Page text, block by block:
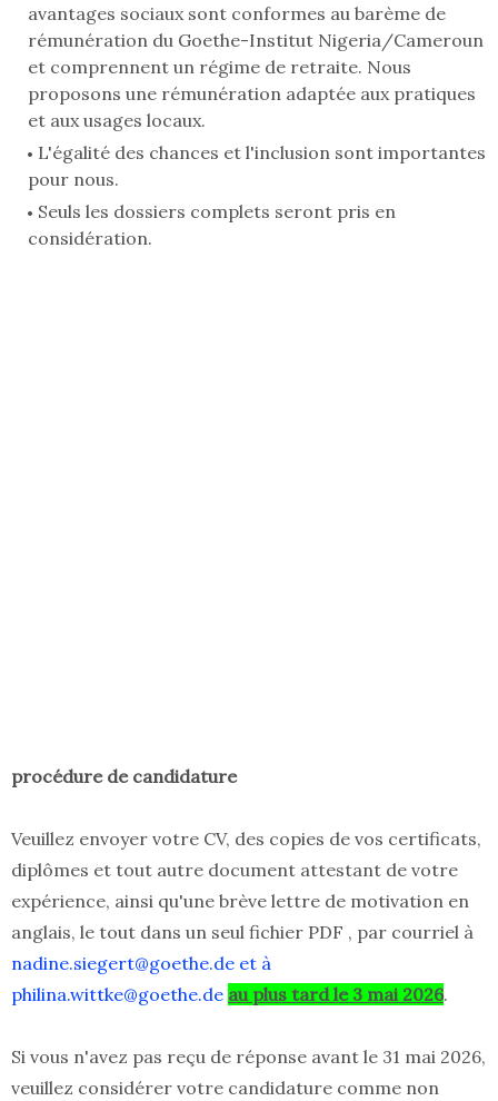
avantages sociaux sont conformes au barème de
rémunération du Goethe-Institut Nigeria/Cameroun
et comprennent un régime de retraite. Nous
proposons une rémunération adaptée aux pratiques
et aux usages locaux.
L'égalité des chances et l'inclusion sont importantes
pour nous.
Seuls les dossiers complets seront pris en
considération.
procédure de candidature
Veuillez envoyer votre CV, des copies de vos certificats,
diplômes et tout autre document attestant de votre
expérience, ainsi qu'une brève lettre de motivation en
anglais, le tout dans un seul fichier PDF , par courriel à
nadine.siegert@goethe.de et à
philina.wittke@goethe.de au plus tard le 3 mai 2026.
Si vous n'avez pas reçu de réponse avant le 31 mai 2026,
veuillez considérer votre candidature comme non